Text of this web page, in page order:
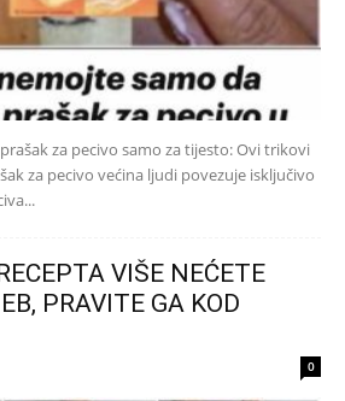
za pecivo samo za tijesto: Ovi trikovi
za pecivo većina ljudi povezuje isključivo
VIŠE NEĆETE
PRAVITE GA KOD
0